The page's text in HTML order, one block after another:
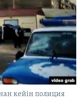
кейін полиция